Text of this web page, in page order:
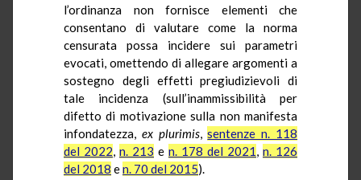
l’ordinanza non fornisce elementi che
consentano di valutare come la norma
censurata possa incidere sui parametri
evocati, omettendo di allegare argomenti a
sostegno degli effetti pregiudizievoli di
tale incidenza (sull’inammissibilità per
difetto di motivazione sulla non manifesta
infondatezza, ex plurimis,sentenze n. 118
del 2022, n. 213 e n. 178 del 2021, n. 126
del 2018 en. 70 del 2015).